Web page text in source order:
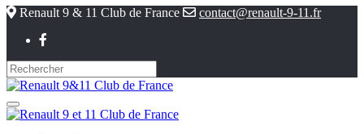
Renault 9 & 11 Club de France
contact@renault-9-11.fr